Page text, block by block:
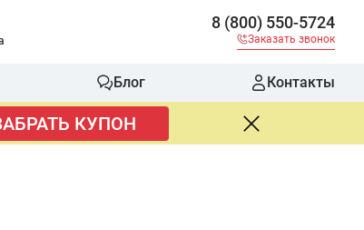
8 (800) 550-5724
Заказать звонок
Блог Контакты
КУПОН